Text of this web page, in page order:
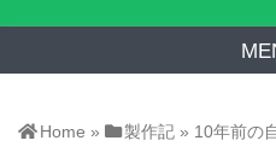
Home » 製作記 » 10年前の